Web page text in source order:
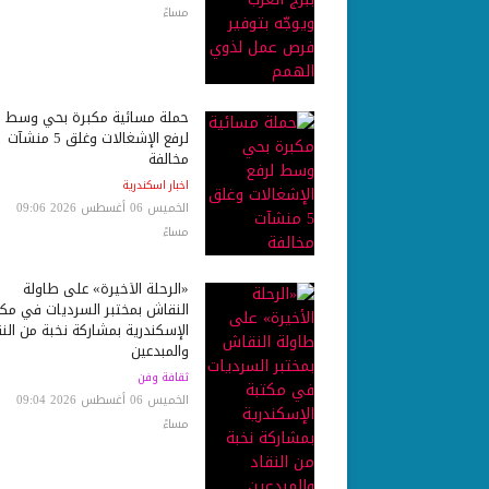
مساءً
حملة مسائية مكبرة بحي وسط
لرفع الإشغالات وغلق 5 منشآت
مخالفة
اخبار اسكندرية
الخميس 06 أغسطس 2026 09:06
مساءً
«الرحلة الأخيرة» على طاولة
النقاش بمختبر السرديات في
الإسكندرية بمشاركة نخبة من
والمبدعين
ثقافة وفن
الخميس 06 أغسطس 2026 09:04
مساءً